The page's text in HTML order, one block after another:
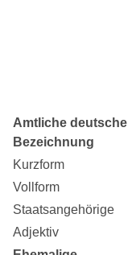
Amtliche deutsche
Bezeichnung
Kurzform
Vollform
Staatsangehörige
Adjektiv